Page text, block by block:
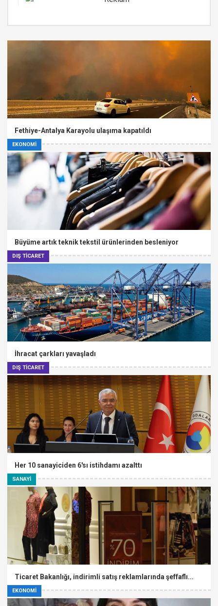
EKONOMİ
Fethiye-Antalya Karayolu ulaşıma kapatıldı
DIŞ TİCARET
Büyüme artık teknik tekstil ürünlerinden besleniyor
DIŞ TİCARET
İhracat çarkları yavaşladı
SANAYİ
Her 10 sanayiciden 6'sı istihdamı azalttı
EKONOMİ
Ticaret Bakanlığı, indirimli satış reklamlarında şeffaflı...